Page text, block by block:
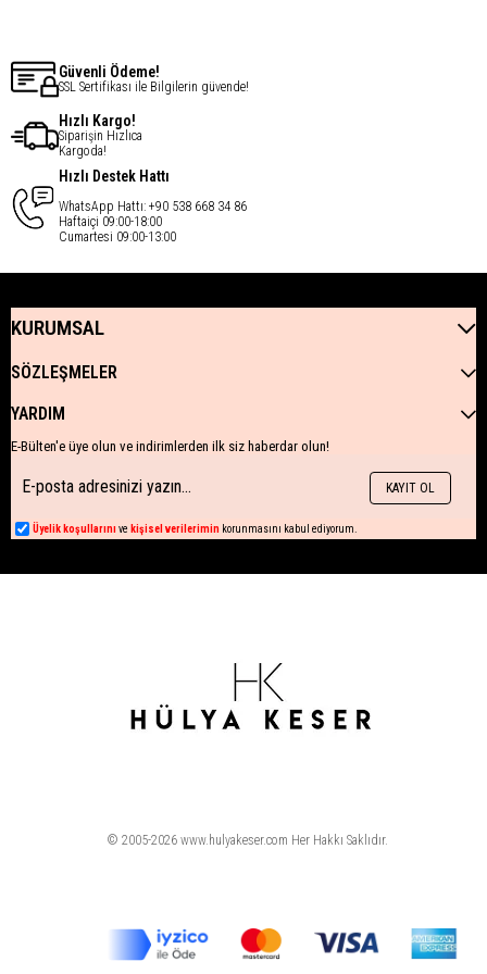
Güvenli Ödeme!
SSL Sertifikası ile Bilgilerin güvende!
Hızlı Kargo!
Siparişin Hızlıca
Kargoda!
Hızlı Destek Hattı
WhatsApp Hattı: +90 538 668 34 86
Haftaiçi 09:00-18:00
Cumartesi 09:00-13:00
KURUMSAL
SÖZLEŞMELER
YARDIM
E-Bülten'e üye olun ve indirimlerden ilk siz haberdar olun!
KAYIT OL
Üyelik koşullarını ve kişisel verilerimin korunmasını kabul ediyorum.
© 2005-2026 www.hulyakeser.com Her Hakkı Saklıdır.